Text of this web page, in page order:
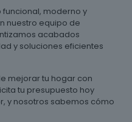
funcional, moderno y
nuestro equipo de
acabados
y soluciones eficientes
mejorar tu hogar con
tu presupuesto hoy
y nosotros sabemos cómo